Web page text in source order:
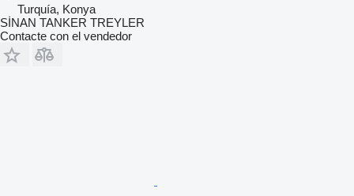
Turquía, Konya
SİNAN TANKER TREYLER
Contacte con el vendedor